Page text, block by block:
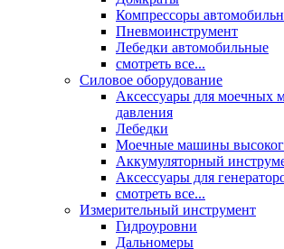
Компрессоры
Пневмоинструмент
Лебедки автомобильные
смотреть все...
Силовое оборудование
Аксессуары для моечных
давления
Лебедки
Моечные машины
Аккумуляторный
Аксессуары для
смотреть все...
Измерительный инструмент
Гидроуровни
Дальномеры